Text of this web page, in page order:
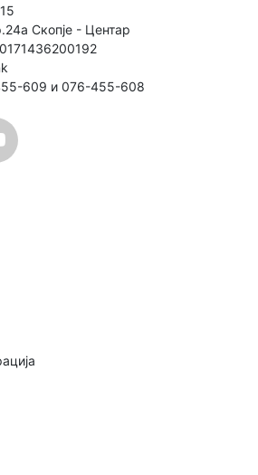
Скопје - Центар
609 и 076-455-608